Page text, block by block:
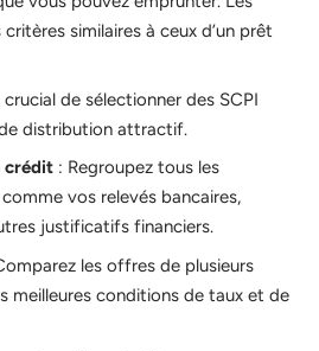
similaires à ceux d’un prêt
crucial de sélectionner des SCPI
distribution attractif.
crédit : Regroupez tous les
vos relevés bancaires,
justificatifs financiers.
les offres de plusieurs
meilleures conditions de taux et de